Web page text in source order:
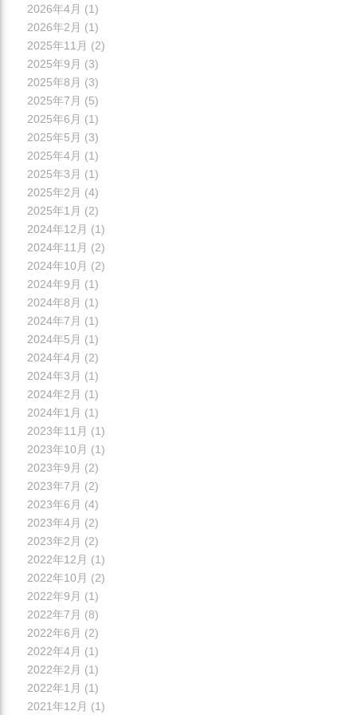
2026年4月 (1)
2026年2月 (1)
2025年11月 (2)
2025年9月 (3)
2025年8月 (3)
2025年7月 (5)
2025年6月 (1)
2025年5月 (3)
2025年4月 (1)
2025年3月 (1)
2025年2月 (4)
2025年1月 (2)
2024年12月 (1)
2024年11月 (2)
2024年10月 (2)
2024年9月 (1)
2024年8月 (1)
2024年7月 (1)
2024年5月 (1)
2024年4月 (2)
2024年3月 (1)
2024年2月 (1)
2024年1月 (1)
2023年11月 (1)
2023年10月 (1)
2023年9月 (2)
2023年7月 (2)
2023年6月 (4)
2023年4月 (2)
2023年2月 (2)
2022年12月 (1)
2022年10月 (2)
2022年9月 (1)
2022年7月 (8)
2022年6月 (2)
2022年4月 (1)
2022年2月 (1)
2022年1月 (1)
2021年12月 (1)